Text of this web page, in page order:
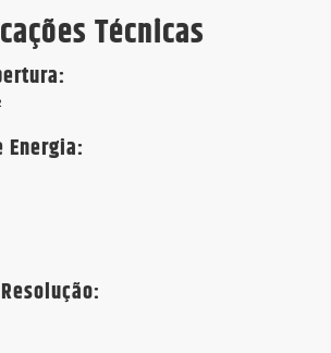
Técnicas
Energia: